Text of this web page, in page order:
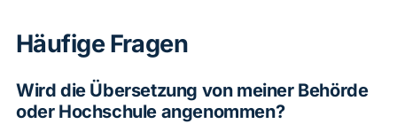
Häufige Fragen
Wird die Übersetzung von meiner Behörde
oder Hochschule angenommen?